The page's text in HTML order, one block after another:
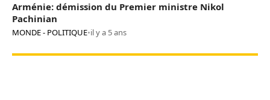
Arménie: démission du Premier ministre Nikol
Pachinian
MONDE - POLITIQUE•il y a 5 ans